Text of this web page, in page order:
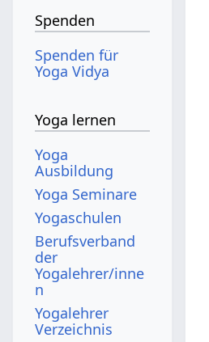
Spenden
Spenden für
Yoga Vidya
Yoga lernen
Yoga
Ausbildung
Yoga Seminare
Yogaschulen
Berufsverband
der
Yogalehrer/inne
n
Yogalehrer
Verzeichnis